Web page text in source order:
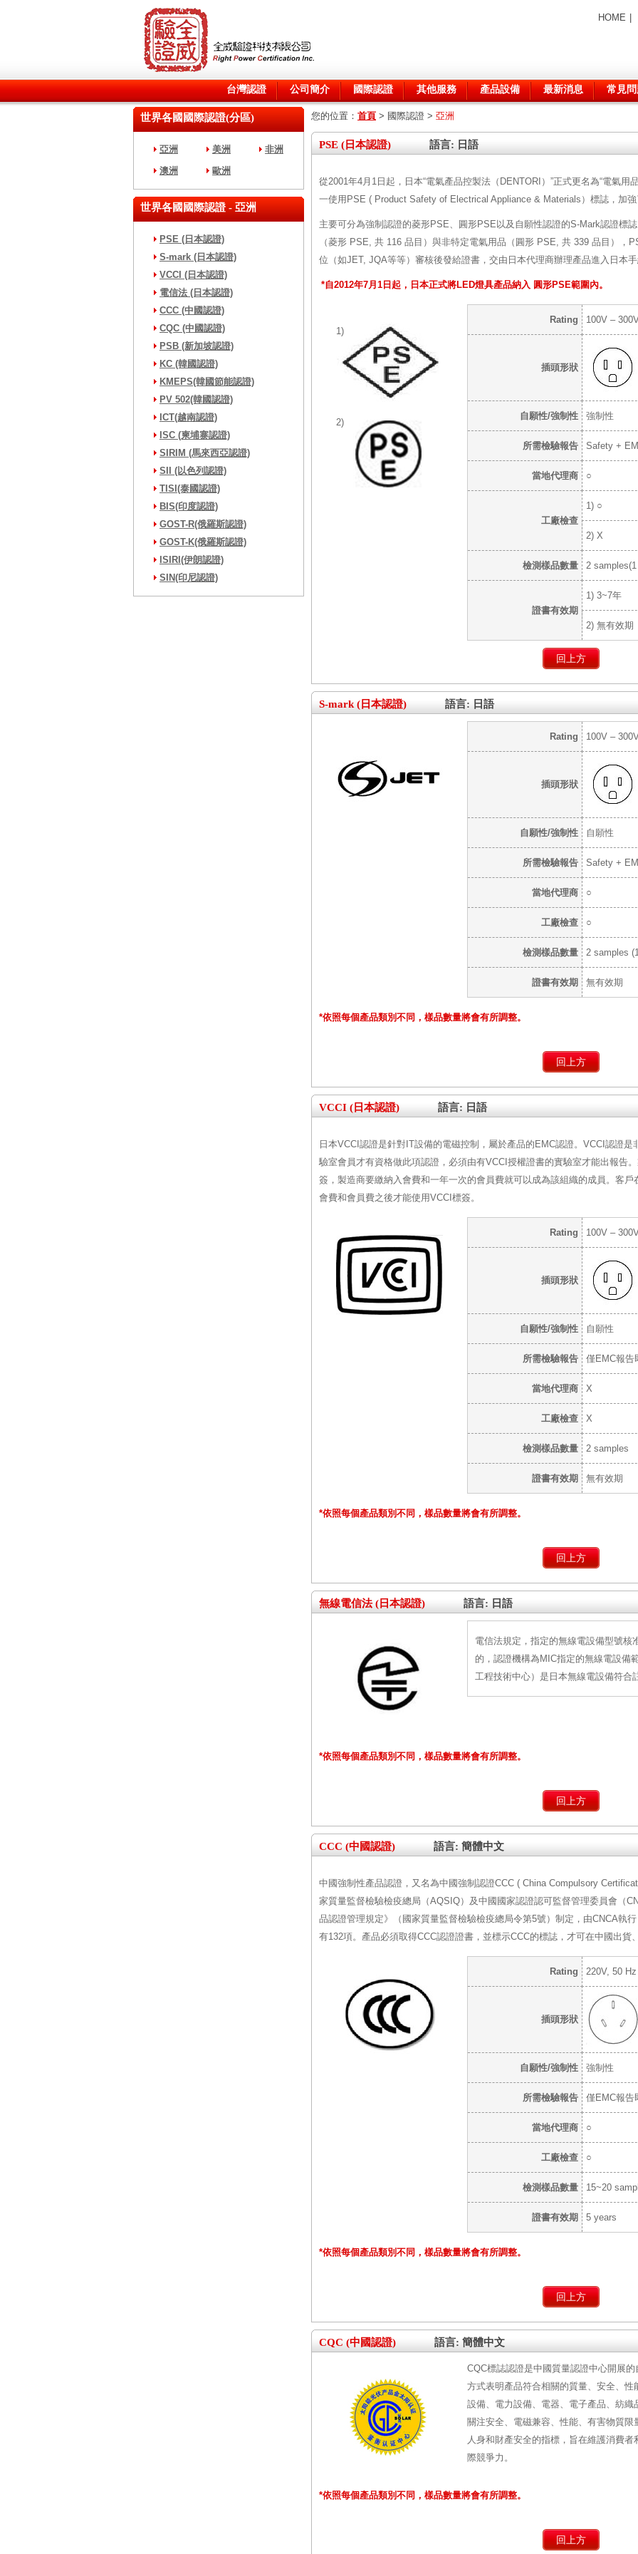
HOME
台灣認證 公司簡介 國際認證 其他服務 產品設備 最新消息 常見問
您的位置： 首頁 > 國際認證 > 亞洲
PSE (日本認證) 語言: 日語
從2001年4月1日起，日本“電氣產品控製法（DENTORI）”正式更名為“電氣用
一使用PSE ( Product Safety of Electrical Appliance & Materials）標誌，加
主要可分為強制認證的菱形PSE、圓形PSE以及自願性認證的S-Mark認證標
（菱形 PSE, 共 116 品目）與非特定電氣用品（圓形 PSE, 共 339 品目），
位（如JET, JQA等等）審核後發給證書，交由日本代理商辦理產品進入日本
*自2012年7月1日起，日本正式將LED燈具產品納入 圓形PSE範圍內。
1)
2)
Rating 100V –
插頭形狀
自願性/強制性 強制性
所需檢驗報告 Safety +
當地代理商 ○
工廠檢查
1) ○
2) X
檢測樣品數量 2
證書有效期
1) 3~7年
2) 無有效期
回上方
S-mark (日本認證) 語言: 日語
Rating 100V –
插頭形狀
自願性/強制性 自願性
所需檢驗報告 Safety +
當地代理商 ○
工廠檢查 ○
檢測樣品數量 2 samples
證書有效期 無有效期
*依照每個產品類別不同，樣品數量將會有所調整。
回上方
VCCI (日本認證) 語言: 日語
日本VCCI認證是針對IT設備的電磁控制，屬於產品的EMC認證。VCCI認證
驗室會員才有資格做此項認證，必須由有VCCI授權證書的實驗室才能出報告
簽，製造商要繳納入會費和一年一次的會員費就可以成為該組織的成員。客
會費和會員費之後才能使用VCCI標簽。
Rating 100V –
插頭形狀
自願性/強制性 自願性
所需檢驗報告 僅EMC報告
當地代理商 X
工廠檢查 X
檢測樣品數量 2 samples
證書有效期 無有效期
*依照每個產品類別不同，樣品數量將會有所調整。
回上方
無線電信法 (日本認證) 語言: 日語
電信法規定，指定的無線電設備型號
的，認證機構為MIC指定的無線電設備
工程技術中心）是日本無線電設備符合
*依照每個產品類別不同，樣品數量將會有所調整。
回上方
CCC (中國認證) 語言: 簡體中文
中國強制性產品認證，又名為中國強制認證CCC ( China Compulsory
家質量監督檢驗檢疫總局（AQSIQ）及中國國家認證認可監督管理委員會（
品認證管理規定》（國家質量監督檢驗檢疫總局令第5號）制定，由CNCA執
有132項。產品必須取得CCC認證證書，並標示CCC的標誌，才可在中國出貨
Rating 220V, 50 Hz
插頭形狀
自願性/強制性 強制性
所需檢驗報告 僅EMC報告
當地代理商 ○
工廠檢查 ○
檢測樣品數量 15~20
證書有效期 5 years
*依照每個產品類別不同，樣品數量將會有所調整。
回上方
CQC (中國認證) 語言: 簡體中文
CQC標誌認證是中國質量認證中心開展
方式表明產品符合相關的質量、安全、
設備、電力設備、電器、電子產品、紡
關注安全、電磁兼容、性能、有害物質
人身和財產安全的指標，旨在維護消費
際競爭力。
*依照每個產品類別不同，樣品數量將會有所調整。
回上方
世界各國國際認證(分區)
亞洲 美洲
非洲
澳洲
歐洲
世界各國國際認證 - 亞洲
PSE (日本認證)
S-mark (日本認證)
VCCI (日本認證)
電信法 (日本認證)
CCC (中國認證)
CQC (中國認證)
PSB (新加坡認證)
KC (韓國認證)
KMEPS(韓國節能認證)
PV 502(韓國認證)
ICT(越南認證)
ISC (柬埔寨認證)
SIRIM (馬來西亞認證)
SII (以色列認證)
TISI(泰國認證)
BIS(印度認證)
GOST-R(俄羅斯認證)
GOST-K(俄羅斯認證)
ISIRI(伊朗認證)
SIN(印尼認證)